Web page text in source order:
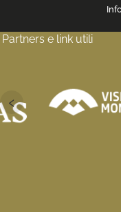
Partners e link utili
‹